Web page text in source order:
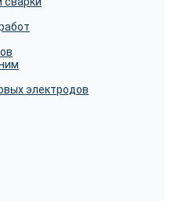
электродов